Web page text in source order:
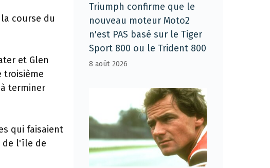
course du
et Glen
troisième
terminer
qui faisaient
de l'île de
Triumph confirme que le
nouveau moteur Moto2
n'est PAS basé sur le Tiger
Sport 800 ou le Trident 800
8 août 2026